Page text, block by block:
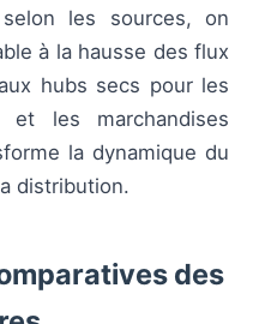
les sources, on
à la hausse des flux
hubs secs pour les
et les marchandises
la dynamique du
distribution.
des